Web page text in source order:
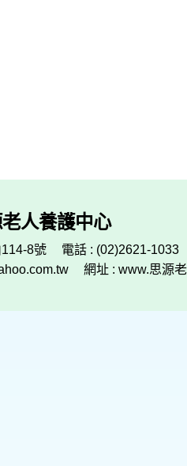
人養護中心
8號
電話 : (02)2621-1033